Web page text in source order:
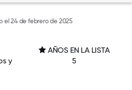
el 24 de febrero de 2025
y
AÑOS EN LA LISTA
5